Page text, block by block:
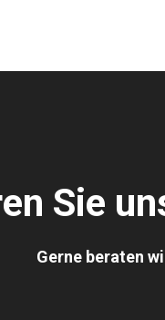
Sie
Gerne beraten